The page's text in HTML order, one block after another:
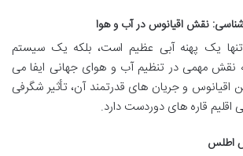
نقش اقیانوس در آب و هوا
یک پهنه آبی عظیم است، بلکه یک سیستم
نقش مهمی در تنظیم آب و هوای جهانی ایفا می
اقیانوس و جریان های قدرتمند آن، تأثیر شگرفی
قاره های دوردست دارد.
اطلس